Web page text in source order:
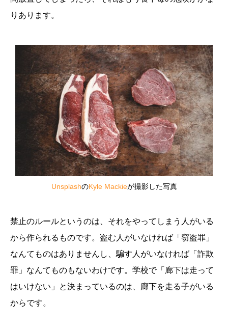
りあります。
UnsplashのKyle Mackieが撮影した写真
禁止のルールというのは、それをやってしまう人がいる
から作られるものです。盗む人がいなければ「窃盗罪」
なんてものはありませんし、騙す人がいなければ「詐欺
罪」なんてものもないわけです。学校で「廊下は走って
はいけない」と決まっているのは、廊下を走る子がいる
からです。